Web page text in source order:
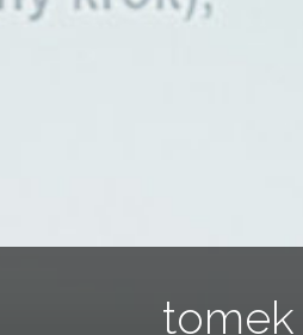
tomek